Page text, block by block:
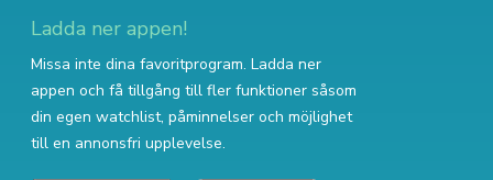
Ladda ner appen!
Missa inte dina favoritprogram. Ladda ner
appen och få tillgång till fler funktioner såsom
din egen watchlist, påminnelser och möjlighet
till en annonsfri upplevelse.